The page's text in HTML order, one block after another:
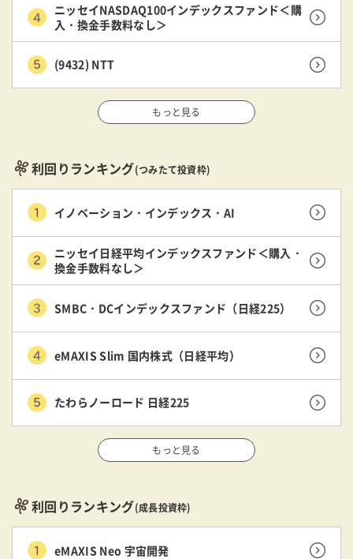
ニッセイNASDAQ100インデックスファンド＜購
入・換金手数料なし＞
(9432) NTT
もっと見る
利回りランキング(つみたて投資枠)
イノベーション・インデックス・AI
ニッセイ日経平均インデックスファンド＜購入・
換金手数料なし＞
SMBC・DCインデックスファンド（日経225）
eMAXIS Slim 国内株式（日経平均）
たわらノーロード 日経225
もっと見る
利回りランキング(成長投資枠)
eMAXIS Neo 宇宙開発